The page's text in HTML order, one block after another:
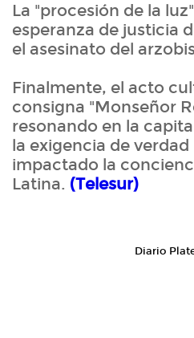
La "procesión de la
esperanza de justicia
el asesinato del
Finalmente, el acto
consigna "Monseñor
resonando en la
la exigencia de
impactado la
Latina. (Telesur)
Diario